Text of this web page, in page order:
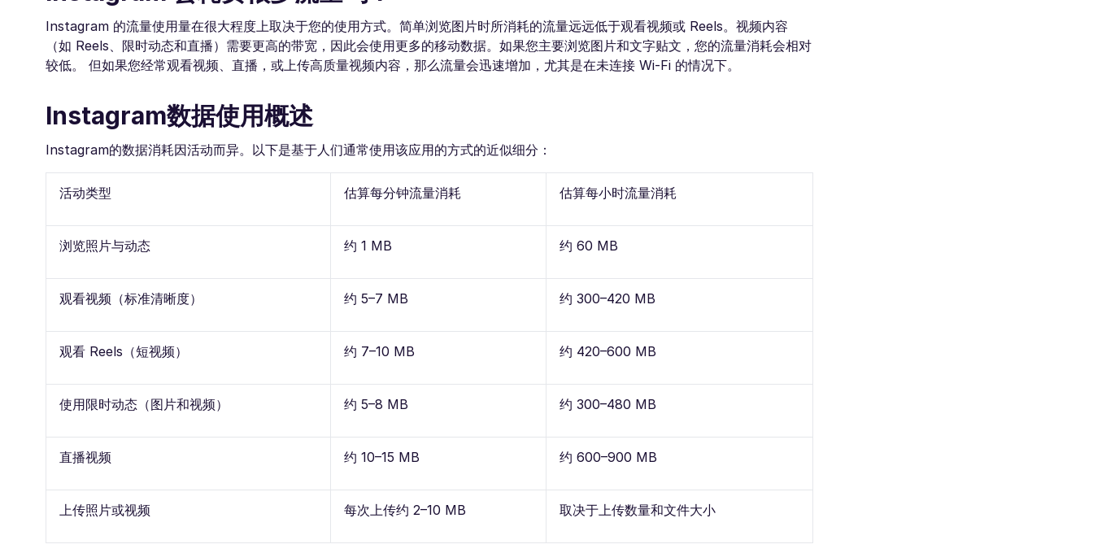
Instagram 的流量使用量在很大程度上取决于您的使用方式。简单浏览图片时所消耗的流量远远低于观看视频或 Reels。视频内容
（如 Reels、限时动态和直播）需要更高的带宽，因此会使用更多的移动数据。如果您主要浏览图片和文字贴文，您的流量消耗会相对
较低。 但如果您经常观看视频、直播，或上传高质量视频内容，那么流量会迅速增加，尤其是在未连接 Wi-Fi 的情况下。
Instagram数据使用概述
Instagram的数据消耗因活动而异。以下是基于人们通常使用该应用的方式的近似细分：
活动类型 估算每分钟流量消耗 估算每小时流量消耗
浏览照片与动态 约 1 MB 约 60 MB
观看视频（标准清晰度） 约 5–7 MB 约 300–420 MB
观看 Reels（短视频） 约 7–10 MB 约 420–600 MB
使用限时动态（图片和视频） 约 5–8 MB 约 300–480 MB
直播视频 约 10–15 MB 约 600–900 MB
上传照片或视频 每次上传约 2–10 MB 取决于上传数量和文件大小